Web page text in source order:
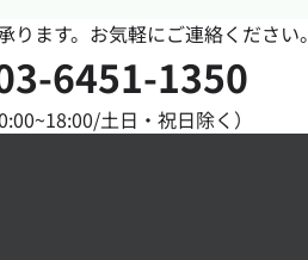
ります。お気軽にご連絡ください。
6451-1350
土日・祝日除く）